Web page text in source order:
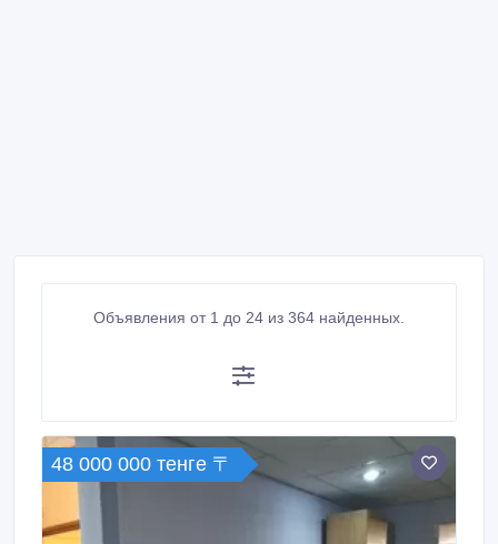
Объявления от 1 до 24 из 364 найденных.
48 000 000 тенге 〒